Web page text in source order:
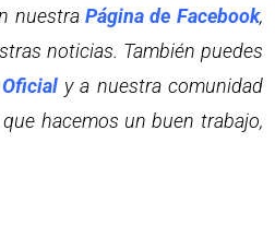
nuestraPágina de Facebook,
noticias. También puedes
y a nuestra comunidad
hacemos un buen trabajo,